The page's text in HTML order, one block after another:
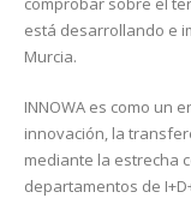
está desarrollando e
Murcia.
INNOWA es como un
innovación, la
mediante la estrecha
departamentos de